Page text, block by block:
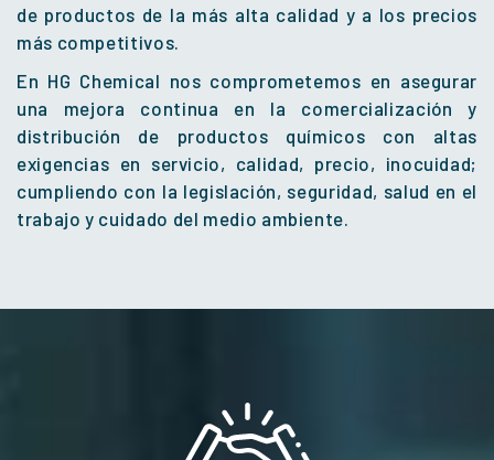
de productos de la más alta calidad y a los precios
más competitivos.
En HG Chemical nos comprometemos en asegurar
una mejora continua en la comercialización y
distribución de productos químicos con altas
exigencias en servicio, calidad, precio, inocuidad;
cumpliendo con la legislación, seguridad, salud en el
trabajo y cuidado del medio ambiente.